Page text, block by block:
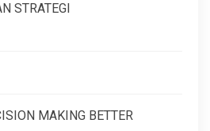
STRATEGI
MAKING BETTER